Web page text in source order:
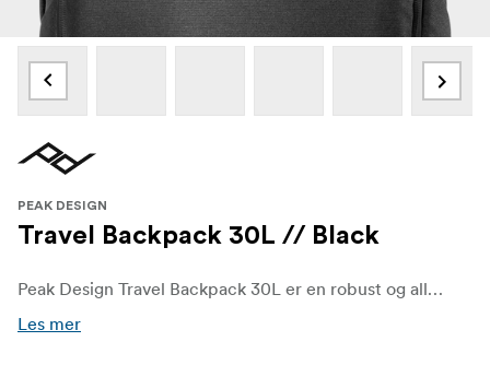
PEAK DESIGN
Travel Backpack 30L // Black
Peak Design Travel Backpack 30L er en robust og allsidig dagstursekk designet for reiser. Den er dimensjonert for å oppfylle internasjonale krav til håndbagasje, og fungerer like godt som en dagstursekk og en kompakt reisefølge.
Les mer